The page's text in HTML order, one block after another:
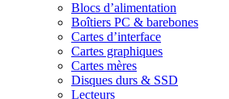
Blocs d’alimentation
Boîtiers PC & barebones
Cartes d’interface
Cartes graphiques
Cartes mères
Disques durs & SSD
Lecteurs